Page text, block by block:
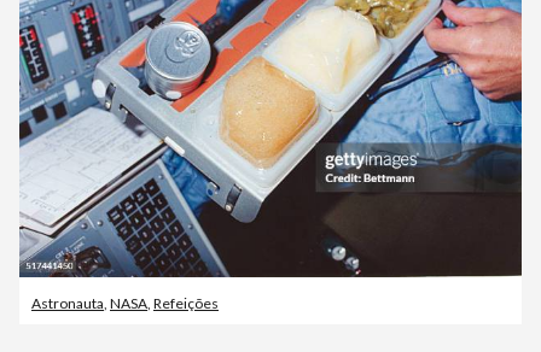
Astronauta NASA Refeições